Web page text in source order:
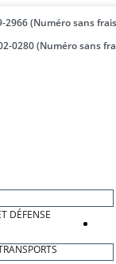
2966 (Numéro sans
0280 (Numéro sans
DÉFENSE